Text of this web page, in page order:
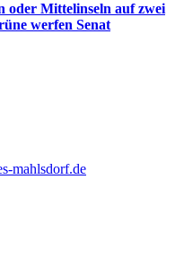
oder Mittelinseln auf zwei
werfen Senat
mahlsdorf.de